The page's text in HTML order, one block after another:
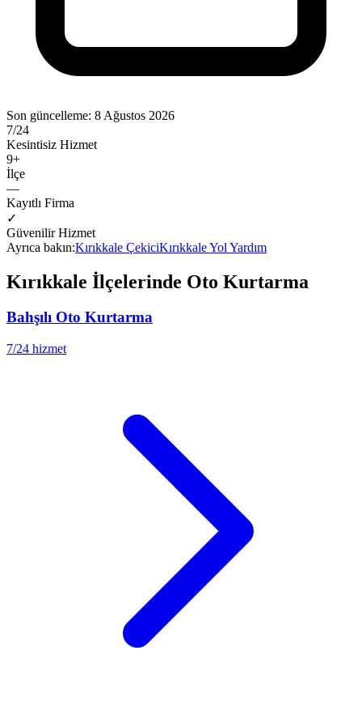
Son güncelleme: 8 Ağustos 2026
7/24
Kesintisiz Hizmet
9+
İlçe
—
Kayıtlı Firma
✓
Güvenilir Hizmet
Ayrıca bakın:Kırıkkale ÇekiciKırıkkaleYol Yardım
Kırıkkale İlçelerinde Oto Kurtarma
Bahşılı Oto Kurtarma
7/24 hizmet